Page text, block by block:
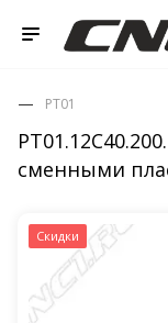
сменными
PT01
Скидки